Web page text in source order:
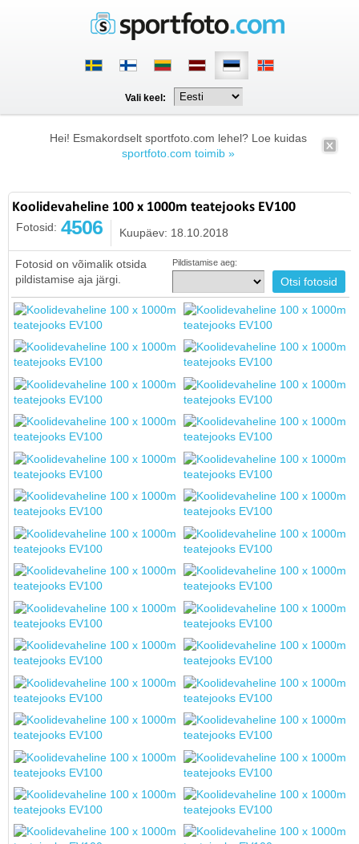
Vali keel:
Hei! Esmakordselt sportfoto.com lehel? Loe kuidas
sportfoto.com toimib »
Koolidevaheline 100 x 1000m teatejooks EV100
Fotosid: 4506 Kuupäev: 18.10.2018
Fotosid on võimalik otsida
pildistamise aja järgi.
Pildistamise aeg: